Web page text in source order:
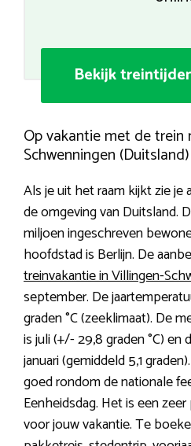
Bekijk
Op vakantie met de trein
Schwenningen (Duitsland)
Als je uit het raam kijkt zie je
de omgeving van Duitsland.
miljoen ingeschreven
hoofdstad is Berlijn. De
treinvakantie in Villingen-
september. De
graden °C (zeeklimaat). De
is juli (+/- 29,8 graden °C)
januari (gemiddeld 5,1
goed rondom de nationale
Eenheidsdag. Het is een
voor jouw vakantie. Te